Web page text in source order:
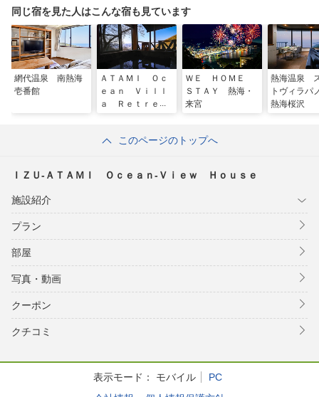
同じ宿を見た人はこんな宿も見ています
網代温泉 南熱海
壱番館
ＡＴＡＭＩ Ｏｃ
ｅａｎ Ｖｉｌｌ
ａ Ｒｅｔｒｅａ
ＷＥ ＨＯＭＥ
ＳＴＡＹ 熱海・
来宮
熱海温泉
トヴィラパ
熱海桜沢
このページのトップへ
ＩＺＵ‐ＡＴＡＭＩ Ｏｃｅａｎ‐Ｖｉｅｗ Ｈｏｕｓｅ
施設紹介
プラン
部屋
写真・動画
クーポン
クチコミ
表示モード： モバイル
PC